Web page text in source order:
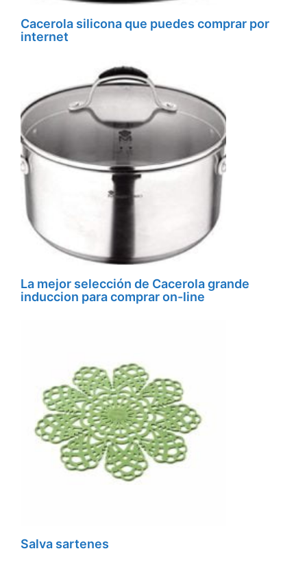
Cacerola silicona que puedes comprar por
internet
La mejor selección de Cacerola grande
induccion para comprar on-line
Salva sartenes